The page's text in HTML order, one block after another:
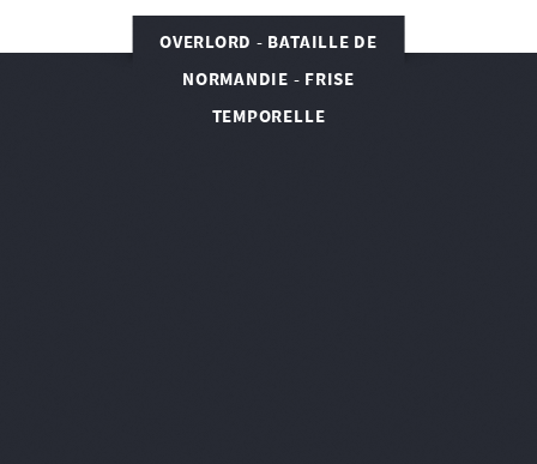
OVERLORD - BATAILLE DE
NORMANDIE - FRISE
TEMPORELLE